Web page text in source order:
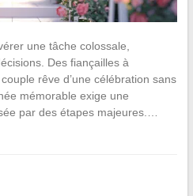
une tâche colossale,
Des fiançailles à
rêve d’une célébration sans
mémorable exige une
par des étapes majeures.…